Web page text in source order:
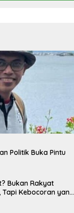
Politik Buka Pintu
Bukan Rakyat
Tapi Kebocoran yang